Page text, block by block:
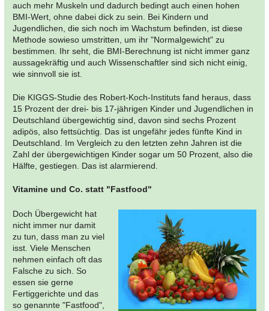
auch mehr Muskeln und dadurch bedingt auch einen hohen
BMI-Wert, ohne dabei dick zu sein. Bei Kindern und
Jugendlichen, die sich noch im Wachstum befinden, ist diese
Methode sowieso umstritten, um ihr "Normalgewicht" zu
bestimmen. Ihr seht, die BMI-Berechnung ist nicht immer ganz
aussagekräftig und auch Wissenschaftler sind sich nicht einig,
wie sinnvoll sie ist.
Die KIGGS-Studie des Robert-Koch-Instituts fand heraus, dass
15 Prozent der drei- bis 17-jährigen Kinder und Jugendlichen in
Deutschland übergewichtig sind, davon sind sechs Prozent
adipös, also fettsüchtig. Das ist ungefähr jedes fünfte Kind in
Deutschland. Im Vergleich zu den letzten zehn Jahren ist die
Zahl der übergewichtigen Kinder sogar um 50 Prozent, also die
Hälfte, gestiegen. Das ist alarmierend.
Vitamine und Co. statt "Fastfood"
Doch Übergewicht hat
nicht immer nur damit
zu tun, dass man zu viel
isst. Viele Menschen
nehmen einfach oft das
Falsche zu sich. So
essen sie gerne
Fertiggerichte und das
so genannte "Fastfood",